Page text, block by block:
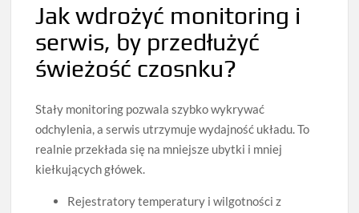
Jak wdrożyć monitoring i
serwis, by przedłużyć
świeżość czosnku?
Stały monitoring pozwala szybko wykrywać
odchylenia, a serwis utrzymuje wydajność układu. To
realnie przekłada się na mniejsze ubytki i mniej
kiełkujących główek.
Rejestratory temperatury i wilgotności z